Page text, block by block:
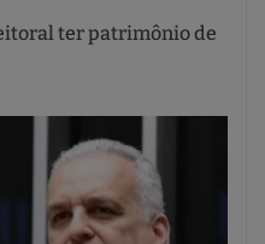
ter patrimônio de